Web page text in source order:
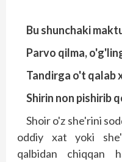
Bu shunchaki
Parvo qilma,
Tandirga o't qalab
Shirin non pishirib
Shoir o'z she'rini
oddiy xat yoki
qalbidan